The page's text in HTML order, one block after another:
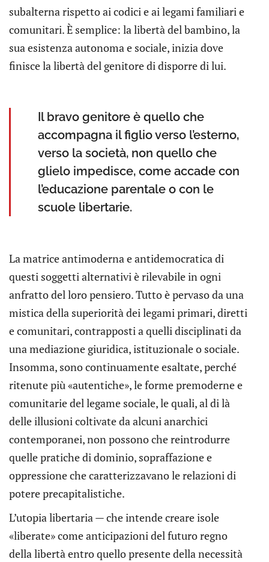
subalterna rispetto ai codici e ai legami familiari e
comunitari. È semplice: la libertà del bambino, la
sua esistenza autonoma e sociale, inizia dove
finisce la libertà del genitore di disporre di lui.
Il bravo genitore è quello che
accompagna il figlio verso l’esterno,
verso la società, non quello che
glielo impedisce, come accade con
l’educazione parentale o con le
scuole libertarie.
La matrice antimoderna e antidemocratica di
questi soggetti alternativi è rilevabile in ogni
anfratto del loro pensiero. Tutto è pervaso da una
mistica della superiorità dei legami primari, diretti
e comunitari, contrapposti a quelli disciplinati da
una mediazione giuridica, istituzionale o sociale.
Insomma, sono continuamente esaltate, perché
ritenute più «autentiche», le forme premoderne e
comunitarie del legame sociale, le quali, al di là
delle illusioni coltivate da alcuni anarchici
contemporanei, non possono che reintrodurre
quelle pratiche di dominio, sopraffazione e
oppressione che caratterizzavano le relazioni di
potere precapitalistiche.
L’utopia libertaria — che intende creare isole
«liberate» come anticipazioni del futuro regno
della libertà entro quello presente della necessità